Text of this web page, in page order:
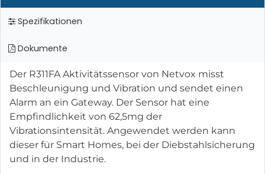
Spezifikationen
Dokumente
Der R311FA Aktivitätssensor von Netvox misst
Beschleunigung und Vibration und sendet einen
Alarm an ein Gateway. Der Sensor hat eine
Empfindlichkeit von 62,5mg der
Vibrationsintensität. Angewendet werden kann
dieser für Smart Homes, bei der Diebstahlsicherung
und in der Industrie.